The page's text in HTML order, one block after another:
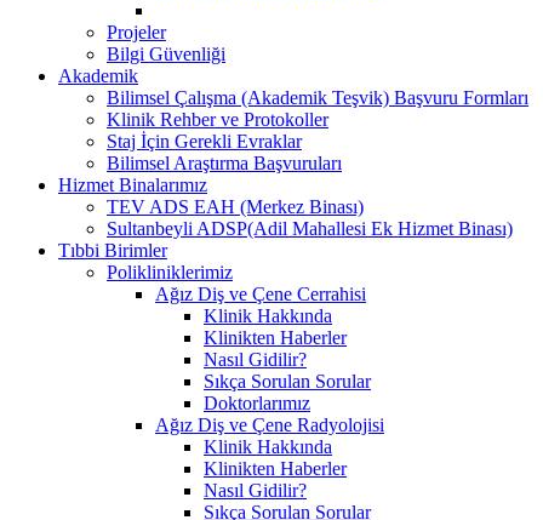
Projeler
Bilgi Güvenliği
Akademik
Bilimsel Çalışma (Akademik Teşvik) Başvuru Formları
Klinik Rehber ve Protokoller
Staj İçin Gerekli Evraklar
Bilimsel Araştırma Başvuruları
Hizmet Binalarımız
TEV ADS EAH (Merkez Binası)
Sultanbeyli ADSP(Adil Mahallesi Ek Hizmet Binası)
Tıbbi Birimler
Polikliniklerimiz
Ağız Diş ve Çene Cerrahisi
Klinik Hakkında
Klinikten Haberler
Nasıl Gidilir?
Sıkça Sorulan Sorular
Doktorlarımız
Ağız Diş ve Çene Radyolojisi
Klinik Hakkında
Klinikten Haberler
Nasıl Gidilir?
Sıkça Sorulan Sorular